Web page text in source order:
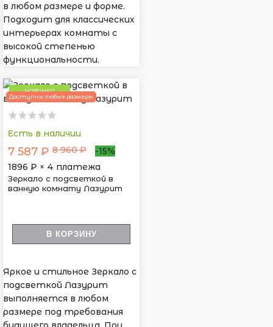
в любом размере и форме.
Подходит для классических
интерьерах комнаты с
высокой степенью
функциональности.
НОВИНКА
Доступны любые размеры
Есть в наличии
7 587 ₽ 8 960 ₽
-15%
1896 ₽ × 4 платежа
Зеркало с подсветкой в
ванную комнату Лазурит
В КОРЗИНУ
Яркое и стильное Зеркало с
подсветкой Лазурит
выполняется в любом
размере под требования